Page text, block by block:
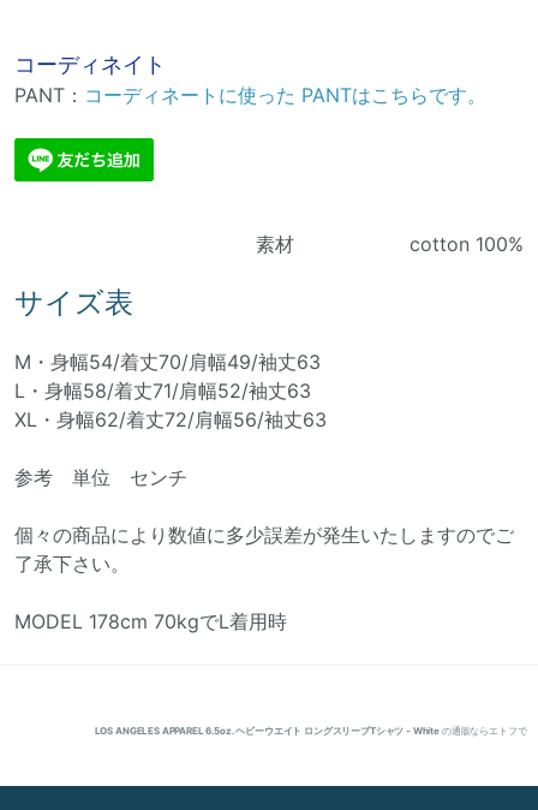
コーディネイト
PANT： コーディネートに使った PANTはこちらです。
素材 cotton 100%
サイズ表
M・身幅54/着丈70/肩幅49/袖丈63
L・身幅58/着丈71/肩幅52/袖丈63
XL・身幅62/着丈72/肩幅56/袖丈63
参考 単位 センチ
個々の商品により数値に多少誤差が発生いたしますのでご
了承下さい。
MODEL 178cm 70kgでL着用時
LOS ANGELES APPAREL 6.5oz. ヘビーウエイト ロングスリーブTシャツ - White の通販ならエトフで